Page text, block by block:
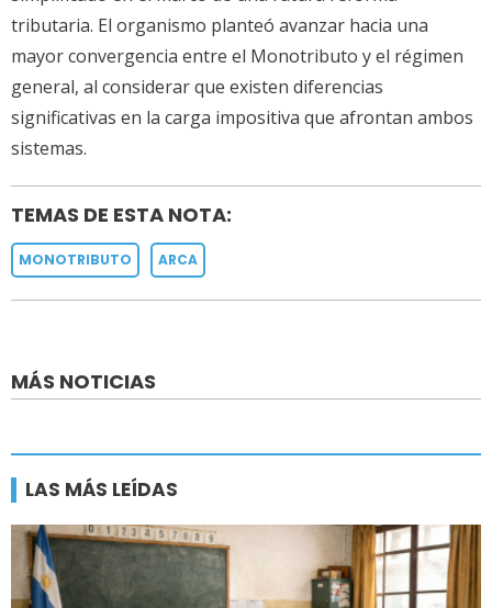
tributaria. El organismo planteó avanzar hacia una
mayor convergencia entre el Monotributo y el régimen
general, al considerar que existen diferencias
significativas en la carga impositiva que afrontan ambos
sistemas.
TEMAS DE ESTA NOTA:
MONOTRIBUTO ARCA
MÁS NOTICIAS
LAS MÁS LEÍDAS